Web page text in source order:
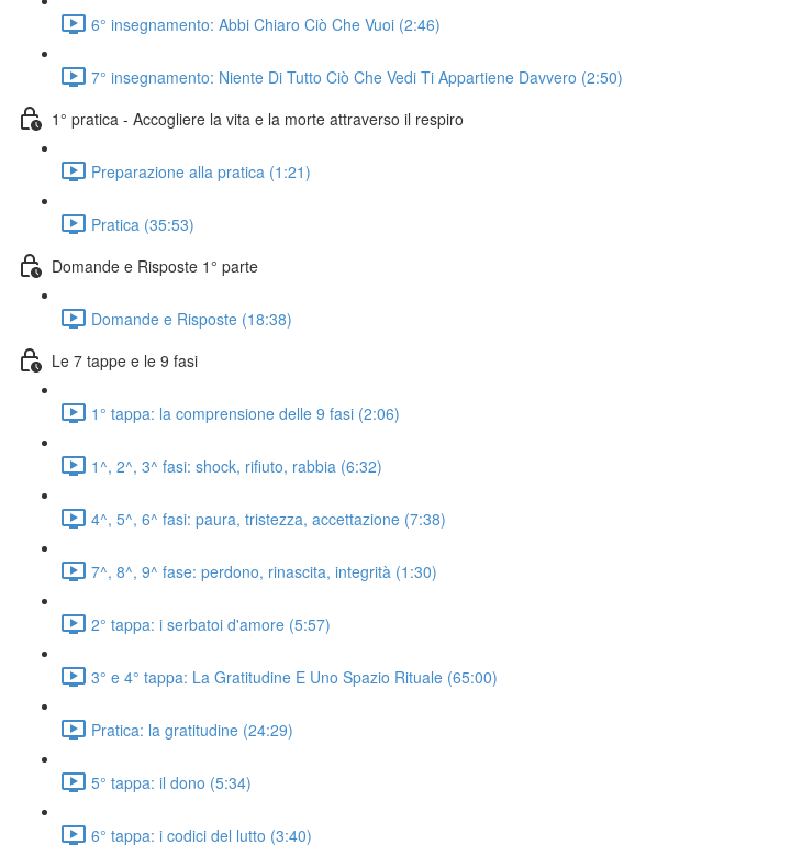
6° insegnamento: Abbi Chiaro Ciò Che Vuoi (2:46)
7° insegnamento: Niente Di Tutto Ciò Che Vedi Ti Appartiene Davvero (2:50)
1° pratica - Accogliere la vita e la morte attraverso il respiro
Preparazione alla pratica (1:21)
Pratica (35:53)
Domande e Risposte 1° parte
Domande e Risposte (18:38)
Le 7 tappe e le 9 fasi
1° tappa: la comprensione delle 9 fasi (2:06)
1^, 2^, 3^ fasi: shock, rifiuto, rabbia (6:32)
4^, 5^, 6^ fasi: paura, tristezza, accettazione (7:38)
7^, 8^, 9^ fase: perdono, rinascita, integrità (1:30)
2° tappa: i serbatoi d'amore (5:57)
3° e 4° tappa: La Gratitudine E Uno Spazio Rituale (65:00)
Pratica: la gratitudine (24:29)
5° tappa: il dono (5:34)
6° tappa: i codici del lutto (3:40)